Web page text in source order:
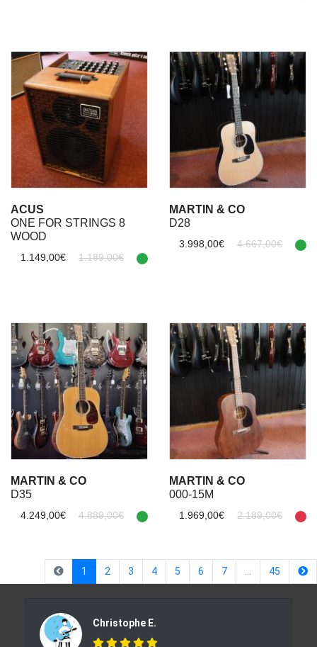
ACUS
ONE FOR STRINGS 8
WOOD
1.149,00€ 1.189,00€
MARTIN & CO
D28
3.998,00€ 4.667,00€
MARTIN & CO
D35
4.249,00€ 4.889,00€
MARTIN & CO
000-15M
1.969,00€ 2.189,00€
1 (current)
2 3 4 5 6 7 45
Christophe E.